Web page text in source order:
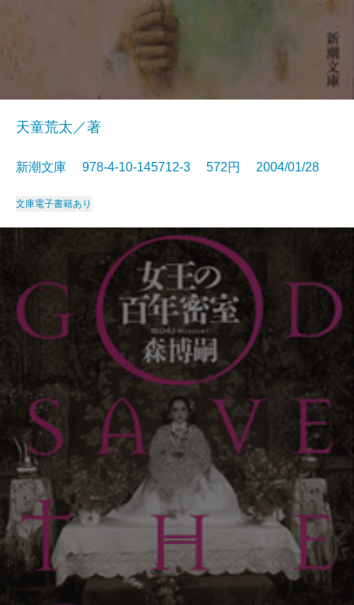
天童荒太／著
新潮文庫 978-4-10-145712-3 572円 2004/01/28
文庫電子書籍あり